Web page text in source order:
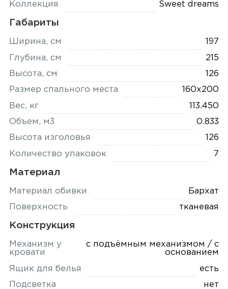
Коллекция Sweet dreams
Габариты
Ширина, см 197
Глубина, см 215
Высота, см 126
Размер спального места 160x200
Вес, кг 113.450
Объем, м3 0.833
Высота изголовья 126
Количество упаковок 7
Материал
Материал обивки Бархат
Поверхность тканевая
Конструкция
Механизм у
кровати
с подъёмным механизмом / с
основанием
Ящик для белья есть
Подсветка нет